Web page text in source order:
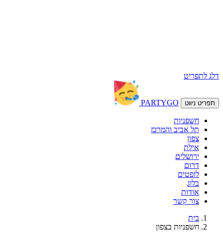
דלג לתפריט
תפריט ניווט PARTYGO
חשפניות
תל אביב והמרכז
צפון
אילת
ירושלים
דרום
לופטים
בלוג
אודות
צור קשר
בית
חשפניות בצפון